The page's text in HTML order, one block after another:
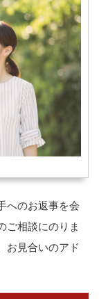
へのお返事を会
ご相談にのりま
お見合いのアド